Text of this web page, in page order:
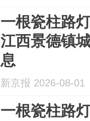
一根瓷柱路
江西景德镇
息
新京报 2026-08-01
一根瓷柱路